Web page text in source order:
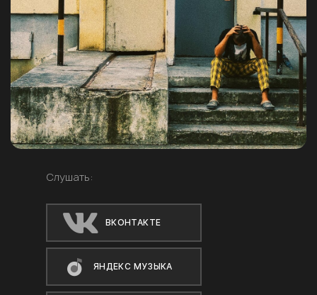
Слушать:
ВКОНТАКТЕ
ЯНДЕКС МУЗЫКА